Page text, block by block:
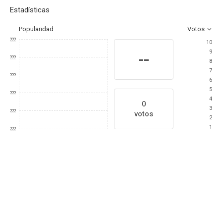
Estadísticas
Popularidad Votos
???
???
???
???
???
???
--
0
votos
10
9
8
7
6
5
4
3
2
1